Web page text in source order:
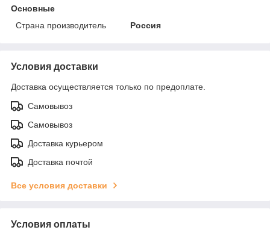
Основные
Страна производитель
Россия
Условия доставки
Доставка осуществляется только по предоплате.
Самовывоз
Самовывоз
Доставка курьером
Доставка почтой
Все условия доставки
Условия оплаты